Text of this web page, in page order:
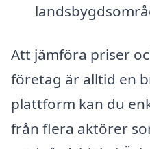
Att jämföra priser
företag är alltid en
plattform kan du
från flera aktörer